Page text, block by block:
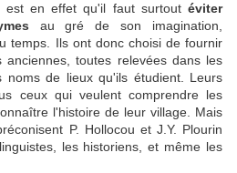
est en effet qu'il faut surtout éviter
au gré de son imagination,
temps. Ils ont donc choisi de fournir
toutes relevées dans les
noms de lieux qu'ils étudient. Leurs
ceux qui veulent comprendre les
l'histoire de leur village. Mais
P. Hollocou et J.Y. Plourin
les historiens, et même les